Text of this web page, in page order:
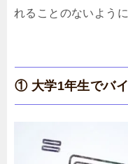
れることのないよう
① 大学1年生でバ